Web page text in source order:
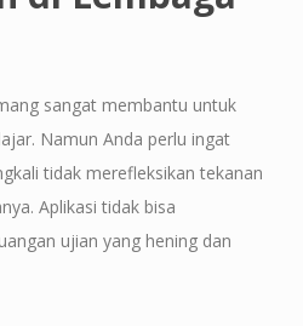
sangat membantu untuk
Namun Anda perlu ingat
tidak merefleksikan tekanan
Aplikasi tidak bisa
ujian yang hening dan